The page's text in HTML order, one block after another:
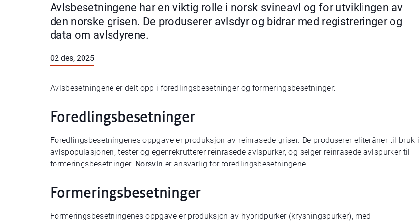
Avlsbesetningene har en viktig rolle i norsk svineavl og for utviklingen av
den norske grisen. De produserer avlsdyr og bidrar med registreringer og
data om avlsdyrene.
02 des, 2025
Avlsbesetningene er delt opp i foredlingsbesetninger og formeringsbesetninger:
Foredlingsbesetninger
Foredlingsbesetningenes oppgave er produksjon av reinrasede griser. De produserer eliteråner til bruk i
avlspopulasjonen, tester og egenrekrutterer reinrasede avlspurker, og selger reinrasede avlspurker til
formeringsbesetninger. Norsvin er ansvarlig for foredlingsbesetningene.
Formeringsbesetninger
Formeringsbesetningenes oppgave er produksjon av hybridpurker (krysningspurker), med